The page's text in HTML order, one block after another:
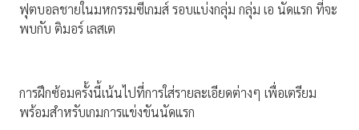
ฟุตบอลชายในมหกรรมซีเกมส์ รอบแบ่งกลุ่ม กลุ่ม เอ นัดแรก ที่จะ
พบกับ ติมอร์ เลสเต
การฝึกซ้อมครั้งนี้เน้นไปที่การใส่รายละเอียดต่างๆ เพื่อเตรียม
พร้อมสำหรับเกมการแข่งขันนัดแรก